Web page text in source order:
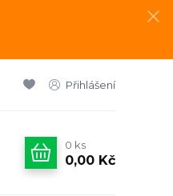
Přihlášení
0 ks
0,00 Kč